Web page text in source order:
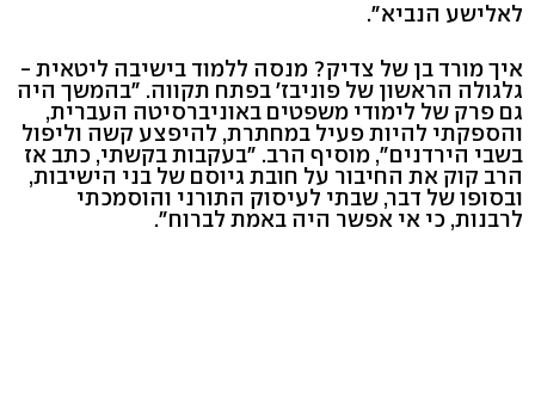
לאלישע הנביא".
איך מורד בן של צדיק? מנסה ללמוד בישיבה ליטאית -
גלגולה הראשון של פוניבז' בפתח תקווה. "בהמשך היה
גם פרק של לימודי משפטים באוניברסיטה העברית,
והספקתי להיות פעיל במחתרת, להיפצע קשה וליפול
בשבי הירדנים", מוסיף הרב. "בעקבות בקשתי, כתב אז
הרב קוק את החיבור על חובת גיוסם של בני הישיבות,
ובסופו של דבר, שבתי לעיסוק התורני והוסמכתי
לרבנות, כי אי אפשר היה באמת לברוח".